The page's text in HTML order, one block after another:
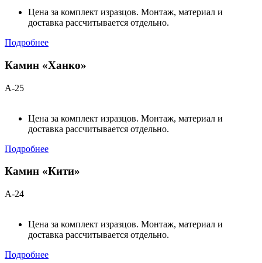
Цена за комплект изразцов. Монтаж, материал и
доставка рассчитывается отдельно.
Подробнее
Камин «Ханко»
А-25
Цена за комплект изразцов. Монтаж, материал и
доставка рассчитывается отдельно.
Подробнее
Камин «Кити»
А-24
Цена за комплект изразцов. Монтаж, материал и
доставка рассчитывается отдельно.
Подробнее